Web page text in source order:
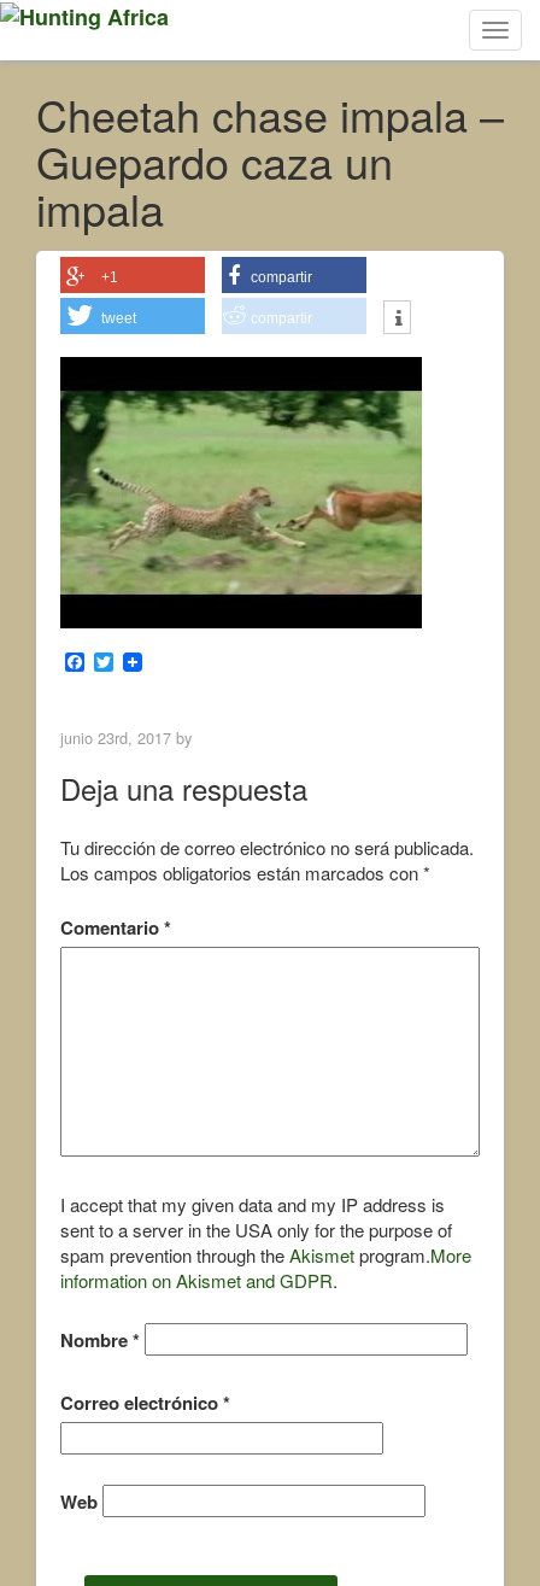
Cheetah chase impala –
Guepardo caza un
impala
+1 compartir
tweet compartir
F
a
b
k
T
w
t
junio 23rd, 2017 by
Deja una respuesta
Tu dirección de correo electrónico no será publicada.
Los campos obligatorios están marcados con*
Comentario*
I accept that my given data and my IP address is
sent to a server in the USA only for the purpose of
spam prevention through theAkismetprogram.More
information on Akismet and GDPR.
Nombre*
Correo electrónico*
Web